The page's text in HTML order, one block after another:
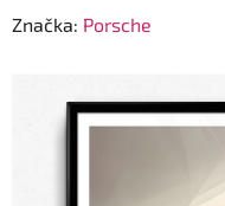
Značka: Porsche